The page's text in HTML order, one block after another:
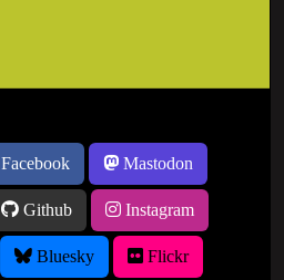
Facebook Mastodon
Github Instagram
Bluesky Flickr